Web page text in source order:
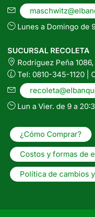
Lunes a Domingo de
SUCURSAL RECOLETA
Rodríguez Peña
Tel: 0810-345-1120 |
Lun a Vier. de 9 a
¿Cómo Comprar?
Costos y formas de
Política de cambios